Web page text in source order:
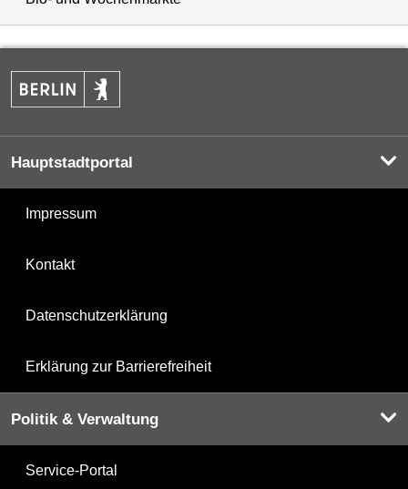
Hauptstadtportal
Impressum
Kontakt
Datenschutzerklärung
Erklärung zur Barrierefreiheit
Politik & Verwaltung
Service-Portal